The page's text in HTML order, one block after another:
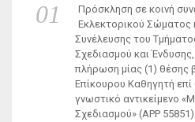
Πρόσκληση σε κοινή
Εκλεκτορικού Σώματος
Συνέλευσης του
Σχεδιασμού και Ένδυσης,
πλήρωση μίας (1) θέσης
Επίκουρου Καθηγητή επί
γνωστικό αντικείμενο
Σχεδιασμού» (ΑΡΡ